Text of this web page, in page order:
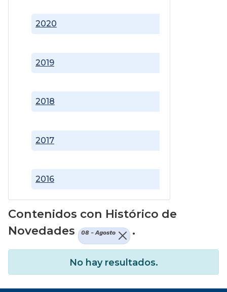
2016
2017
2018
2019
2020
Contenidos con Histórico de
Novedades
08 - Agosto .
No hay resultados.